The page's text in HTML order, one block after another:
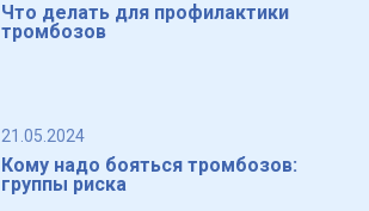
Что делать для профилактики
тромбозов
21.05.2024
Кому надо бояться тромбозов:
группы риска